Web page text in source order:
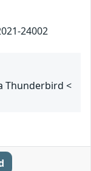
24002
Thunderbird <